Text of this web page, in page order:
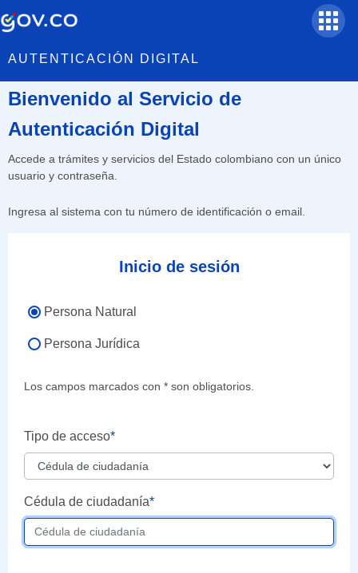
AUTENTICACIÓN DIGITAL
Bienvenido al Servicio de
Autenticación Digital
Accede a trámites y servicios del Estado colombiano con un único
usuario y contraseña.
Ingresa al sistema con tu número de identificación o email.
Inicio de sesión
Persona Natural
Persona Jurídica
Los campos marcados con * son obligatorios.
Tipo de acceso*
Cédula de ciudadanía*